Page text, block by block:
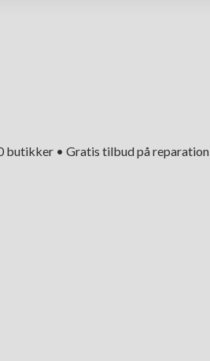
butikker • Gratis tilbud på reparation